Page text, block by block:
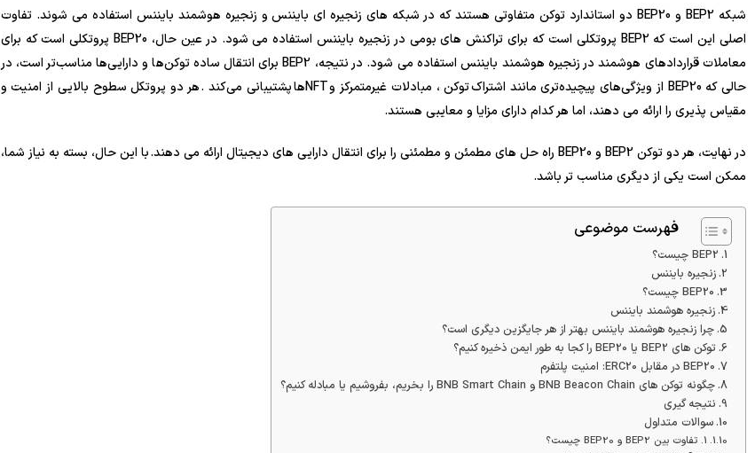
شبکه BEP2 و BEP20 دو استاندارد توکن متفاوتی هستند که در شبکه های زنجیره ای بایننس و زنجیره هوشمند بایننس استفاده می شوند. تفاوت
اصلی این است که BEP2 پروتکلی است که برای تراکنش های بومی در زنجیره بایننس استفاده می شود. در عین حال، BEP20 پروتکلی است که برای
معاملات قراردادهای هوشمند در زنجیره هوشمند بایننس استفاده می شود. در نتیجه، BEP2 برای انتقال ساده توکن‌ها و دارایی‌ها مناسب‌تر است، در
حالی که BEP20 از ویژگی‌های پیچیده‌تری مانند اشتراک توکن ، مبادلات غیرمتمرکز و NFTها پشتیبانی می‌کند . هر دو پروتکل سطوح بالایی از امنیت و
مقیاس پذیری را ارائه می دهند، اما هر کدام دارای مزایا و معایبی هستند.
در نهایت، هر دو توکن BEP2 و BEP20 راه حل های مطمئن و مطمئنی را برای انتقال دارایی های دیجیتال ارائه می دهند. با این حال، بسته به نیاز شما،
ممکن است یکی از دیگری مناسب تر باشد.
فهرست موضوعی
BEP2 چیست؟
زنجیره بایننس
BEP20 چیست؟
زنجیره هوشمند بایننس
چرا زنجیره هوشمند بایننس بهتر از هر جایگزین دیگری است؟
توکن های BEP2 یا BEP20 را کجا به طور ایمن ذخیره کنیم؟
BEP20 در مقابل ERC20: امنیت پلتفرم
چگونه توکن های BNB Beacon Chain و BNB Smart Chain را بخریم، بفروشیم یا مبادله کنیم؟
نتیجه گیری
سوالات متداول
1. تفاوت بین BEP2 و BEP20 چیست؟